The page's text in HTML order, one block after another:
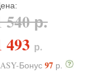
540 р.
493 р.
Бонус 97 р.